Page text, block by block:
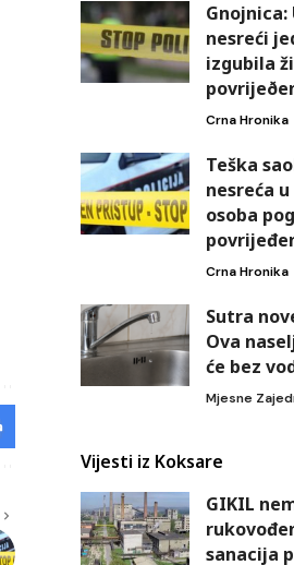
Gnojnica:
nesreći
izgubila
Crna Hronika
Teška
nesreća
osoba
Crna Hronika
Sutra
Ova
će bez
Mjesne
Vijesti iz Koksare
GIKIL
sanacija